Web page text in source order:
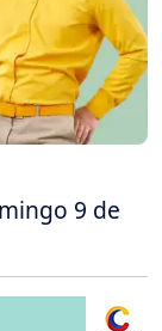
9 de